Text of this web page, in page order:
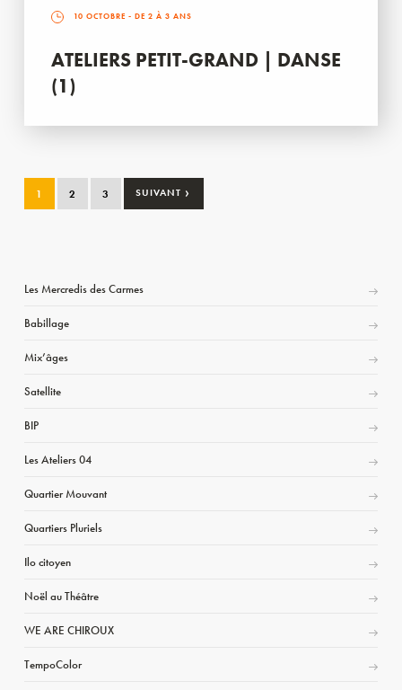
10 OCTOBRE - DE 2 À 3 ANS
ATELIERS PETIT-GRAND | DANSE
(1)
1 2 3 SUIVANT ›
Les Mercredis des Carmes
Babillage
Mix’âges
Satellite
BIP
Les Ateliers 04
Quartier Mouvant
Quartiers Pluriels
Ilo citoyen
Noël au Théâtre
WE ARE CHIROUX
TempoColor